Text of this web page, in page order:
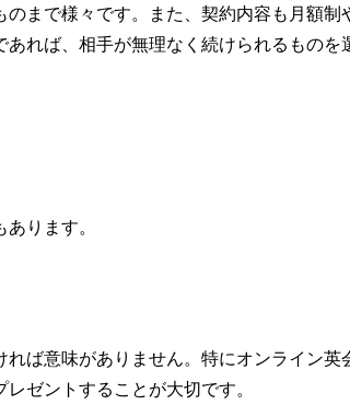
まで様々です。また、契約内容も月額制
れば、相手が無理なく続けられるものを
ります。
ば意味がありません。特にオンライン英
ゼントすることが大切です。